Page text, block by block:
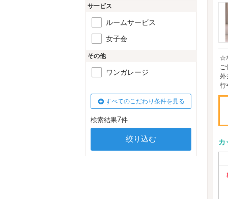
☆
ご
外
行
カ
サービス
ルームサービス
女子会
その他
ワンガレージ
すべてのこだわり条件を見る
検索結果7件